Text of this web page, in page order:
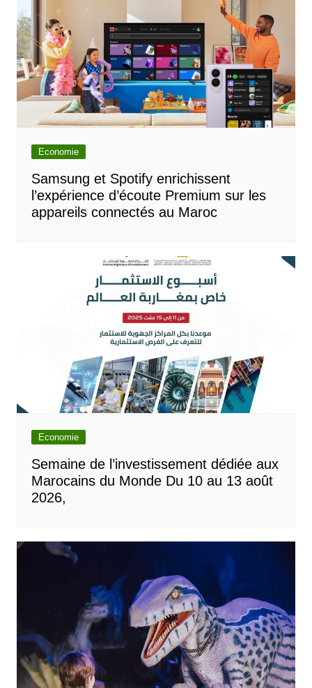
Economie
Samsung et Spotify enrichissent
l’expérience d’écoute Premium sur les
appareils connectés au Maroc
Economie
Semaine de l’investissement dédiée aux
Marocains du Monde Du 10 au 13 août
2026,